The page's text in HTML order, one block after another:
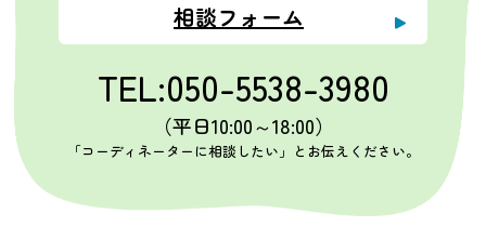
相談フォーム
TEL:050-5538-3980
（平日10:00～18:00）
「コーディネーターに相談したい」とお伝えください。